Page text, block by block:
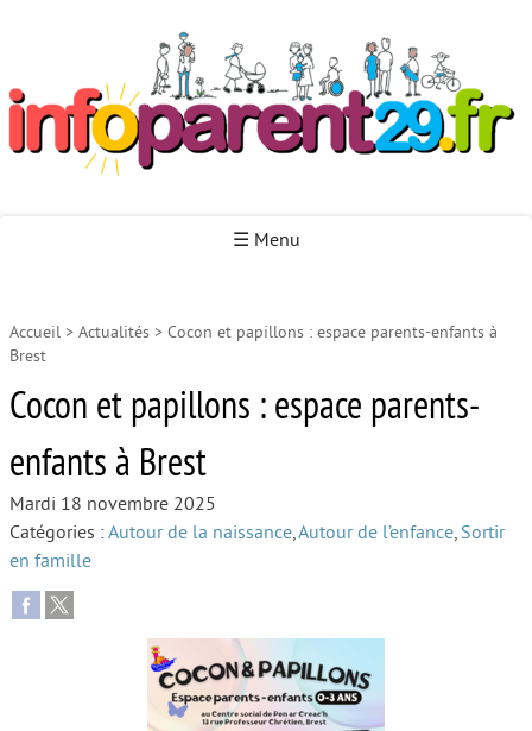
☰ Menu
Accueil
Autour de la petite enfance
Autour de l’enfance
Autour de la jeunesse
Face au handicap
Face au deuil
Accueil > Actualités > Cocon et papillons : espace parents-enfants à
Brest
Cocon et papillons : espace parents-
enfants à Brest
Mardi 18 novembre 2025
Catégories :Autour de la naissance,Autour de l’enfance, Sortir
en famille